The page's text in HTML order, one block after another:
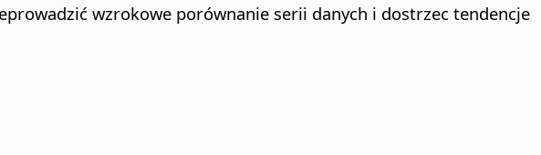
wzrokowe porównanie serii danych i dostrzec tendencje